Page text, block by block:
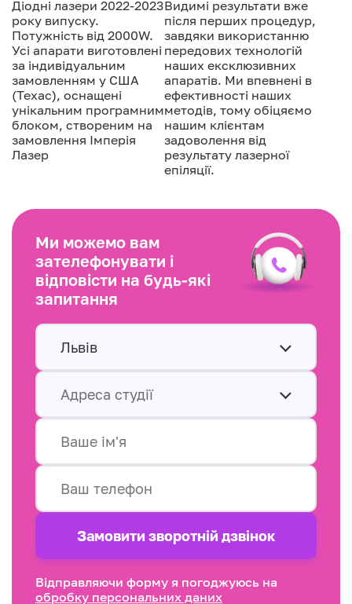
Діодні лазери 2022-2023
року випуску.
Потужність від 2000W.
Усі апарати виготовлені
за індивідуальним
замовленням у США
(Техас), оснащені
унікальним програмним
блоком, створеним на
замовлення Імперія
Лазер
Видимі результати вже
після перших процедур,
завдяки використанню
передових технологій
наших ексклюзивних
апаратів. Ми впевнені в
ефективності наших
методів, тому обіцяємо
нашим клієнтам
задоволення від
результату лазерної
епіляції.
Ми можемо вам
зателефонувати і
відповісти на будь-які
запитання
Львів
Адреса студії
Замовити зворотнiй дзвінок
Відправляючи форму я погоджуюсь на
обробку персональних даних